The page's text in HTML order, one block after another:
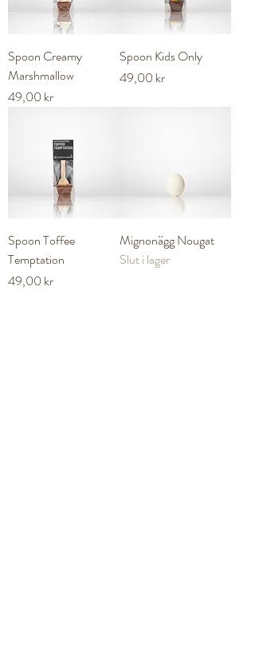
Spoon Creamy
Marshmallow
Pris
49,00 kr
Spoon Kids Only
Pris
49,00 kr
Spoon Toffee
Temptation
Pris
49,00 kr
Mignonägg Nougat
Slut i lager